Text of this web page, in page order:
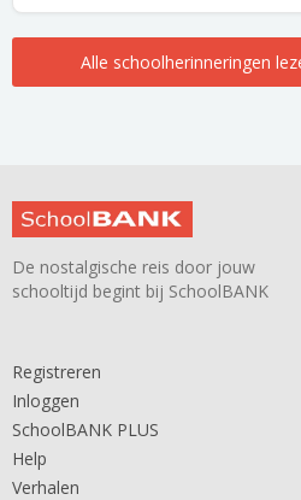
Alle schoolherinneringen
De nostalgische reis door jouw
schooltijd begint bij SchoolBANK
Registreren
Inloggen
SchoolBANK PLUS
Help
Verhalen